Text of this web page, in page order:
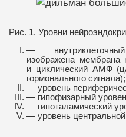
Рис. 1. Уровни
—
изображена мембрана
и циклический АМФ
гормонального сигнала);
— уровень
— гипофизарный
— гипоталамический
— уровень